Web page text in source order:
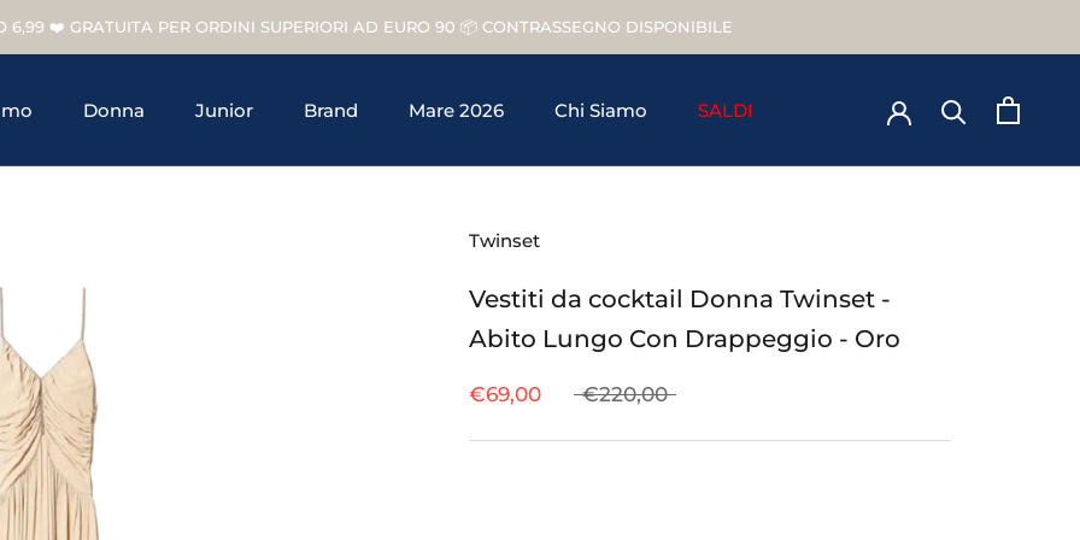
6,99 ❤️ GRATUITA PER ORDINI SUPERIORI AD EURO 90 📦 CONTRASSEGNO DISPONIBILE
Donna
Junior
Brand
Mare 2026
Chi Siamo
SALDI
Twinset
Vestiti da cocktail Donna Twinset -
Abito Lungo Con Drappeggio - Oro
€69,00 €220,00